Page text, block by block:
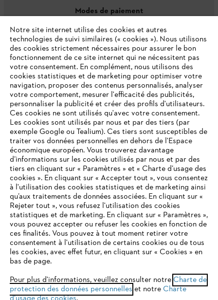
Modes de paiement
L'Entreprise
Questions / Réponses
Service
Conditions Générales de Vente
Politique de protection des données
Mentions légales Cookies
VOTRE NAVIGATEUR INTERNET
N'EST PLUS PRIS EN CHARGE
Vous utilisez un navigateur Internet que nous ne prenons plus
en charge, et certaines fonctionnalités de notre site ne
peuvent fonctionner correctement. Pour une utilisation
optimale de notre site, nous vous recommandons de passer à
l'un des navigateurs suivants :
Notre site internet utilise des cookies et autres
technologies de suivi similaires (« cookies »). Nous utilisons
des cookies strictement nécessaires pour assurer le bon
fonctionnement de ce site internet qui ne nécessitent pas
votre consentement. En complément, nous utilisons des
cookies statistiques et de marketing pour optimiser votre
navigation, proposer des contenus personnalisés, analyser
votre comportement, mesurer l'efficacité des publicités,
personnaliser la publicité et créer des profils d'utilisateurs.
Ces cookies ne sont utilisés qu'avec votre consentement.
Les cookies sont utilisés par nous et par des tiers (par
exemple Google ou Tealium). Ces tiers sont susceptibles de
traiter vos données personnelles en dehors de l'Espace
économique européen. Vous trouverez davantage
d’informations sur les cookies utilisés par nous et par des
tiers en cliquant sur « Paramètres » et « Charte d’usage des
cookies ». En cliquant sur « Accepter tout », vous consentez
à l'utilisation des cookies statistiques et de marketing ainsi
qu’aux traitements de données associées. En cliquant sur «
Rejeter tout », vous refusez l'utilisation des cookies
statistiques et de marketing. En cliquant sur « Paramètres »,
vous pouvez accepter ou refuser les cookies en fonction de
ces finalités. Vous pouvez à tout moment retirer votre
consentement à l'utilisation de certains cookies ou de tous
les cookies, avec effet futur, en cliquant sur « Cookies » en
bas de page.
Pour plus d'informations, veuillez consulter notre Charte de
protection des données personnelles et notre Charte